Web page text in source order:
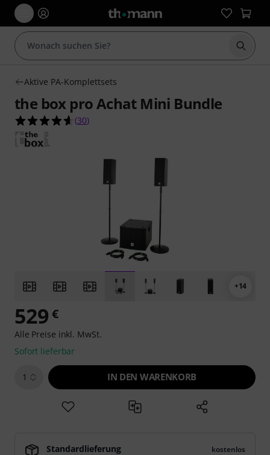
Suche
Aktive PA-Komplettsets
the box pro Achat Mini Bundle
4.6 von 5 Sternen aus 30 Kundenbewertungen
(30)
+14
529 €
Alle Preise inkl. MwSt.
Sofort lieferbar
1 IN DEN WARENKORB
Standardlieferung
kostenlos